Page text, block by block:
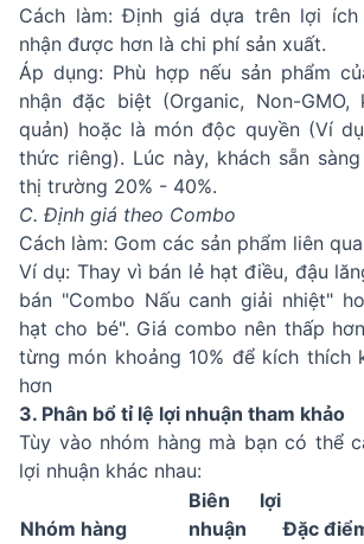
Cách làm: Định giá dựa trên lợi ích
nhận được hơn là chi phí sản xuất.
Áp dụng: Phù hợp nếu sản phẩm
nhận đặc biệt (Organic, Non-
quản) hoặc là món độc quyền (Ví
thức riêng). Lúc này, khách sẵn
thị trường 20% - 40%.
C. Định giá theo Combo
Cách làm: Gom các sản phẩm liên
Ví dụ: Thay vì bán lẻ hạt điều, đậu
bán "Combo Nấu canh giải nhiệt"
hạt cho bé". Giá combo nên thấp
từng món khoảng 10% để kích thích
hơn
3. Phân bổ tỉ lệ lợi nhuận tham khảo
Tùy vào nhóm hàng mà bạn có thể
lợi nhuận khác nhau:
Nhóm hàng
Biên lợi
nhuận
Đặc